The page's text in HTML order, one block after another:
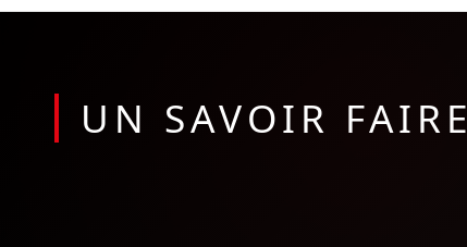
UN SAVOIR FAIRE